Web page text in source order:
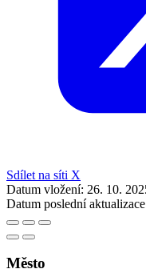
Sdílet na síti X
Datum vložení: 26. 10.
Datum poslední
Město